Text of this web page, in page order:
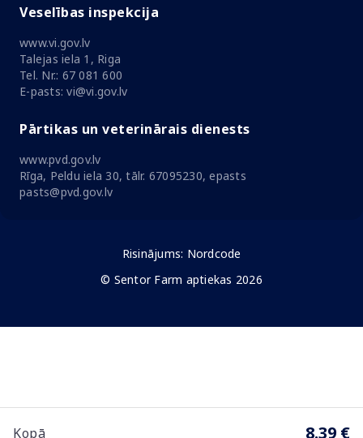
Kopā 8.39 €
Veselības inspekcija
www.vi.gov.lv
Talejas iela 1, Riga
Tel. Nr.: 67 081 600
E-pasts: vi@vi.gov.lv
Pārtikas un veterinārais dienests
www.pvd.gov.lv
Rīga, Peldu iela 30, tālr. 67095230, epasts
pasts@pvd.gov.lv
Risinājums: Nordcode
© Sentor Farm aptiekas 2026